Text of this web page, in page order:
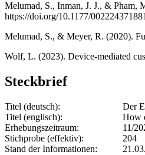
Melumad, S., Inman, J. J., & Pham,
https://doi.org/10.1177/
Melumad, S., & Meyer, R. (2020).
Wolf, L. (2023). Device-mediated
Steckbrief
Titel (deutsch):
Der
Titel (englisch):
How
Erhebungszeitraum:
11/
Stichprobe (effektiv):
204
Stand der Informationen: